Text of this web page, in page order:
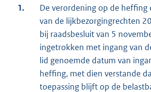
1.
De verordening op de heffing
van de lijkbezorgingrechten
bij raadsbesluit van 5
ingetrokken met ingang van
lid genoemde datum van
heffing, met dien verstande
toepassing blijft op de